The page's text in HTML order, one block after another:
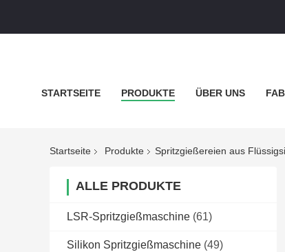
STARTSEITE PRODUKTE ÜBER UNS
Startseite Produkte Spritzgießereien aus
ALLE PRODUKTE
LSR-Spritzgießmaschine (61)
Silikon Spritzgießmaschine (49)